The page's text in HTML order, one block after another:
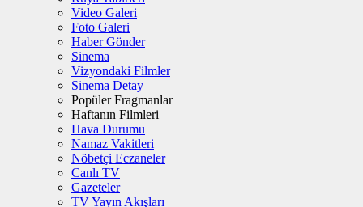
Video Galeri
Foto Galeri
Haber Gönder
Sinema
Vizyondaki Filmler
Sinema Detay
Popüler Fragmanlar
Haftanın Filmleri
Hava Durumu
Namaz Vakitleri
Nöbetçi Eczaneler
Canlı TV
Gazeteler
TV Yayın Akışları